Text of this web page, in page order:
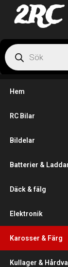
2RC
Hem
RC Bilar
Bildelar
Batterier &
Däck & fälg
Elektronik
Karosser & Färg
Kullager &